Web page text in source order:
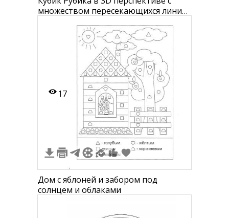
множеством пересекающихся линий
17
Дом с яблоней и забором под
солнцем и облаками